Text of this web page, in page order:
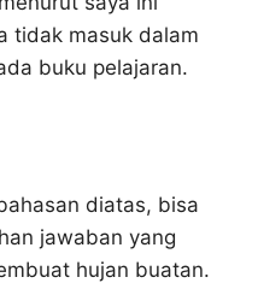
tidak masuk dalam
buku pelajaran.
diatas, bisa
jawaban yang
hujan buatan.